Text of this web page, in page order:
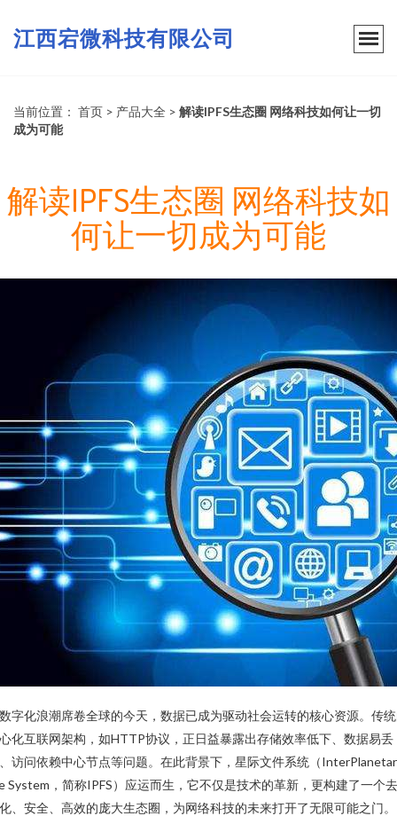
江西宕微科技有限公司
当前位置： 首页 > 产品大全 > 解读IPFS生态圈 网络科技如何让一切
成为可能
解读IPFS生态圈 网络科技如
何让一切成为可能
字化浪潮席卷全球的今天，数据已成为驱动社会运转的核心资源。传
化互联网架构，如HTTP协议，正日益暴露出存储效率低下、数据易丢
访问依赖中心节点等问题。在此背景下，星际文件系统（
System，简称IPFS）应运而生，它不仅是技术的革新，更构建了一个
、安全、高效的庞大生态圈，为网络科技的未来打开了无限可能之门。